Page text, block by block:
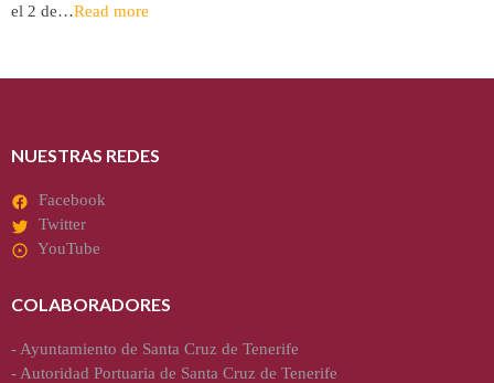
el 2 de…Read more
NUESTRAS REDES
Facebook
Twitter
YouTube
COLABORADORES
- Ayuntamiento de Santa Cruz de Tenerife
- Autoridad Portuaria de Santa Cruz de Tenerife